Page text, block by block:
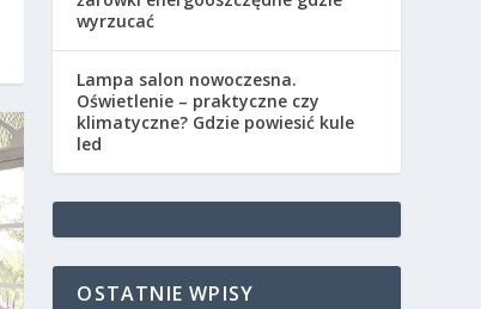
wyrzucać
Lampa salon nowoczesna.
Oświetlenie – praktyczne czy
klimatyczne? Gdzie powiesić kule
led
OSTATNIE WPISY